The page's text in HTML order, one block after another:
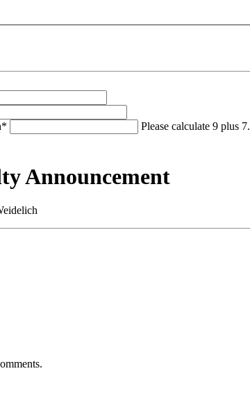
* Please calculate 9 plus 7.
Announcement